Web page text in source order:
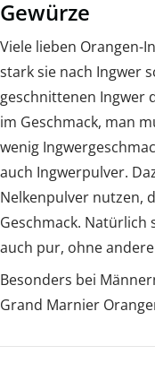
Gewürze
Viele lieben Orangen-
stark sie nach Ingwer
geschnittenen Ingwer
im Geschmack, man
wenig
auch Ingwerpulver.
Nelkenpulver nutzen,
Geschmack. Natürlich
auch pur, ohne
Besonders bei
Grand Marnier